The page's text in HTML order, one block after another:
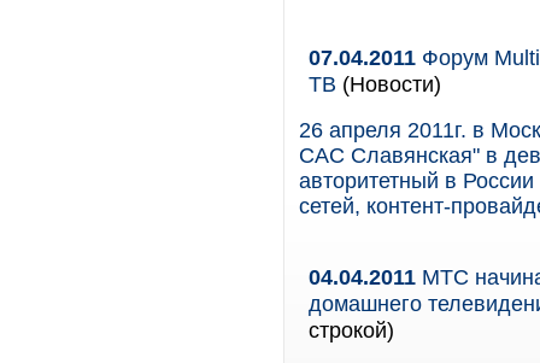
07.04.2011 Форум
ТВ (Новости)
26 апреля 2011г. в
САС Славянская" в
авторитетный в
сетей, контент-
04.04.2011 МТС
домашнего
строкой)